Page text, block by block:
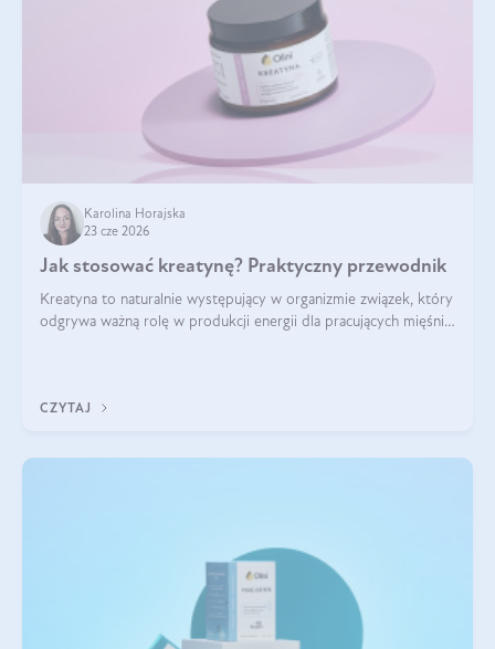
Karolina Horajska
23 cze 2026
Jak stosować kreatynę? Praktyczny przewodnik
Kreatyna to naturalnie występujący w organizmie związek, który
odgrywa ważną rolę w produkcji energii dla pracujących mięśni.
CZYTAJ